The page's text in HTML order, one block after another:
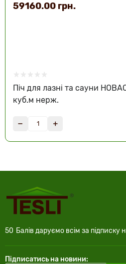
Піч для лазні та сауни
куб.м нерж.
59160.00 грн.
50 Балів даруємо всім за підписку
Підписатись на новини: